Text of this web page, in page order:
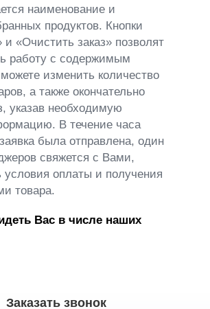
наименование и
продуктов. Кнопки
«Очистить заказ» позволят
работу с содержимым
изменить количество
а также окончательно
указав необходимую
В течение часа
была отправлена, один
свяжется с Вами,
условия оплаты и получения
товара.
Вас в числе наших
Заказать звонок